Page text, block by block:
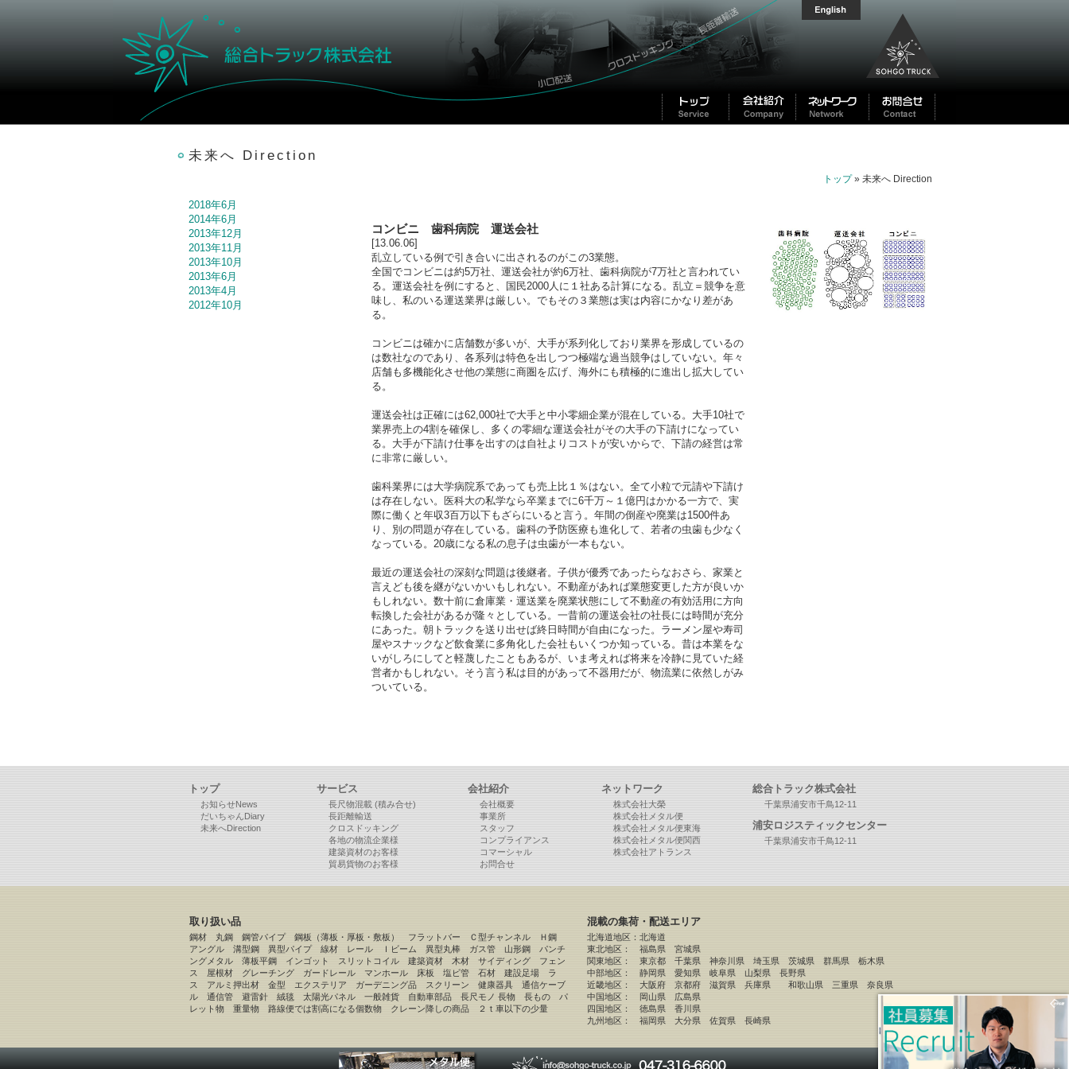
未来へ Direction
トップ» 未来へ Direction
2018年6月
2014年6月
2013年12月
2013年11月
2013年10月
2013年6月
2013年4月
2012年10月
コンビニ 歯科病院 運送会社
[13.06.06]
乱立している例で引き合いに出されるのがこの3業態。
全国でコンビニは約5万社、運送会社が約6万社、歯科病院が7万社と言われてい
る。運送会社を例にすると、国民2000人に１社ある計算になる。乱立＝競争を意
味し、私のいる運送業界は厳しい。でもその３業態は実は内容にかなり差があ
る。
コンビニは確かに店舗数が多いが、大手が系列化しており業界を形成しているの
は数社なのであり、各系列は特色を出しつつ極端な過当競争はしていない。年々
店舗も多機能化させ他の業態に商圏を広げ、海外にも積極的に進出し拡大してい
る。
運送会社は正確には62,000社で大手と中小零細企業が混在している。大手10社で
業界売上の4割を確保し、多くの零細な運送会社がその大手の下請けになってい
る。大手が下請け仕事を出すのは自社よりコストが安いからで、下請の経営は常
に非常に厳しい。
歯科業界には大学病院系であっても売上比１％はない。全て小粒で元請や下請け
は存在しない。医科大の私学なら卒業までに6千万～１億円はかかる一方で、実
際に働くと年収3百万以下もざらにいると言う。年間の倒産や廃業は1500件あ
り、別の問題が存在している。歯科の予防医療も進化して、若者の虫歯も少なく
なっている。20歳になる私の息子は虫歯が一本もない。
最近の運送会社の深刻な問題は後継者。子供が優秀であったらなおさら、家業と
言えども後を継がないかいもしれない。不動産があれば業態変更した方が良いか
もしれない。数十前に倉庫業・運送業を廃業状態にして不動産の有効活用に方向
転換した会社があるが隆々としている。一昔前の運送会社の社長には時間が充分
にあった。朝トラックを送り出せば終日時間が自由になった。ラーメン屋や寿司
屋やスナックなど飲食業に多角化した会社もいくつか知っている。昔は本業をな
いがしろにしてと軽蔑したこともあるが、いま考えれば将来を冷静に見ていた経
営者かもしれない。そう言う私は目的があって不器用だが、物流業に依然しがみ
ついている。
トップ
お知らせNews
だいちゃんDiary
未来へDirection
サービス
長尺物混載 (積み合せ)
長距離輸送
クロスドッキング
各地の物流企業様
建築資材のお客様
貿易貨物のお客様
会社紹介
会社概要
事業所
スタッフ
コンプライアンス
コマーシャル
お問合せ
ネットワーク
株式会社大榮
株式会社メタル便
株式会社メタル便東海
株式会社メタル便関西
株式会社アトランス
総合トラック株式会社
千葉県浦安市千鳥12-11
浦安ロジスティックセンター
千葉県浦安市千鳥12-11
取り扱い品
鋼材 丸鋼 鋼管パイプ 鋼板（薄板・厚板・敷板） フラットバー Ｃ型チャンネル Ｈ鋼
アングル 溝型鋼 異型パイプ 線材 レール Ｉビーム 異型丸棒 ガス管 山形鋼 パンチ
ングメタル 薄板平鋼 インゴット スリットコイル 建築資材 木材 サイディング フェン
ス 屋根材 グレーチング ガードレール マンホール 床板 塩ビ管 石材 建設足場 ラ
ス アルミ押出材 金型 エクステリア ガーデニング品 スクリーン 健康器具 通信ケーブ
ル 通信管 避雷針 絨毯 太陽光パネル 一般雑貨 自動車部品 長尺モノ 長物 長もの パ
レット物 重量物 路線便では割高になる個数物 クレーン降しの商品 ２ｔ車以下の少量
混載の集荷・配送エリア
北海道地区：北海道
東北地区： 福島県 宮城県
関東地区： 東京都 千葉県 神奈川県 埼玉県 茨城県 群馬県 栃木県
中部地区： 静岡県 愛知県 岐阜県 山梨県 長野県
近畿地区： 大阪府 京都府 滋賀県 兵庫県 和歌山県 三重県 奈良県
中国地区： 岡山県 広島県
四国地区： 徳島県 香川県
九州地区： 福岡県 大分県 佐賀県 長崎県